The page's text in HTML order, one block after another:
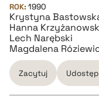
ROK: 1990
Krystyna
Hanna
Lech Narębski
Magdalena
Zacytuj